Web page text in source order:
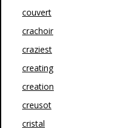
couvert
crachoir
craziest
creating
creation
creusot
cristal